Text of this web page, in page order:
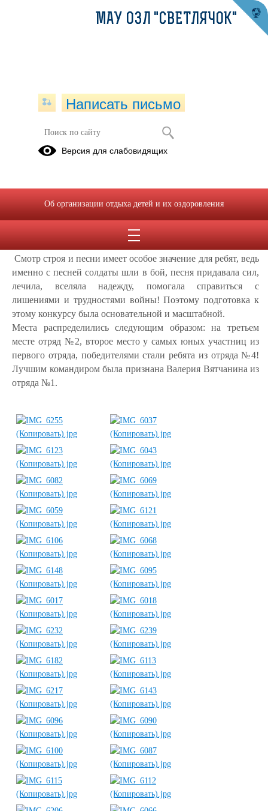
Мы дети твои, Россия!
В Год Памяти и Славы в нашей стране проходит много
значимых и интересных спортивных, культурных и
прикоснуться к прошлому, почувствовать насколько ценно
Смотр строя и песни имеет особое значение для ребят, ведь
именно с песней солдаты шли в бой, песня придавала сил,
лечила, вселяла надежду, помогала справиться с
лишениями и трудностями войны! Поэтому подготовка к
этому конкурсу была основательной и масштабной.
Места распределились следующим образом: на третьем
месте отряд №2, второе место у самых юных участниц из
первого отряда, победителями стали ребята из отряда №4!
Лучшим командиром была признана Валерия Вятчанина из
отряда №1.
МАУ ОЗЛ "СВЕТЛЯЧОК"
Написать письмо
Версия для слабовидящих
Об организации отдыха детей и их оздоровления